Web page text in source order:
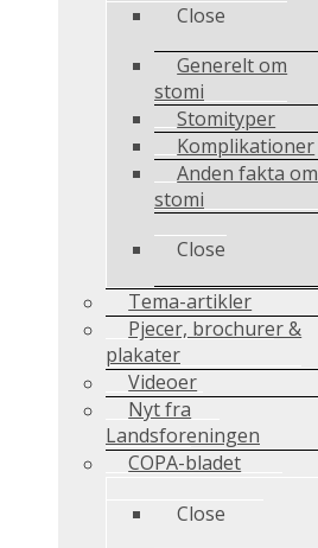
Close
Generelt om
stomi
Stomityper
Komplikationer
Anden fakta om
stomi
Close
Tema-artikler
Pjecer, brochurer &
plakater
Videoer
Nyt fra
Landsforeningen
COPA-bladet
Close